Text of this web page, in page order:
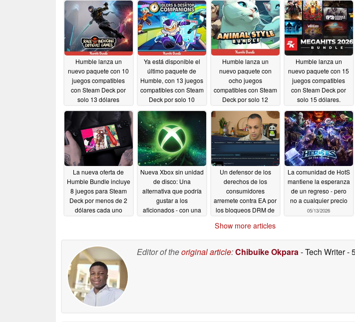
Humble lanza un
nuevo paquete con 10
juegos compatibles
con Steam Deck por
solo 13 dólares
07/30/2026
Ya está disponible el
último paquete de
Humble, con 13 juegos
compatibles con Steam
Deck por solo 10
07/27/2026
Humble lanza un
nuevo paquete con
ocho juegos
compatibles con Steam
Deck por solo 12
07/26/2026
Humble lanza un
nuevo paquete con 15
juegos compatibles
con Steam Deck por
solo 15 dólares.
07/18/2026
La nueva oferta de
Humble Bundle incluye
8 juegos para Steam
Deck por menos de 2
dólares cada uno
Nueva Xbox sin unidad
de disco: Una
alternativa que podría
gustar a los
aficionados - con una
Un defensor de los
derechos de los
consumidores
arremete contra EA por
los bloqueos DRM de
La comunidad de HotS
mantiene la esperanza
de un regreso - pero
no a cualquier precio
05/13/2026
Show more articles
Editor of theoriginal article:Chibuike Okpara- Tech Writer-